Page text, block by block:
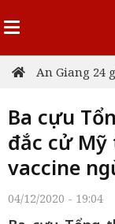
An Giang 24
Ba cựu
đắc cử
vaccine
04/12/2020 - 19:04